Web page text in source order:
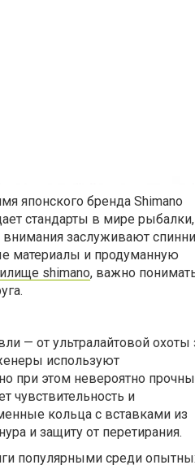
японского бренда Shimano
стандарты в мире рыбалки,
заслуживают
материалы и продуманную
shimano, важно
— от ультралайтовой охоты
используют
при этом невероятно
чувствительность и
кольца с вставками из
и защиту от перетирания.
популярными среди